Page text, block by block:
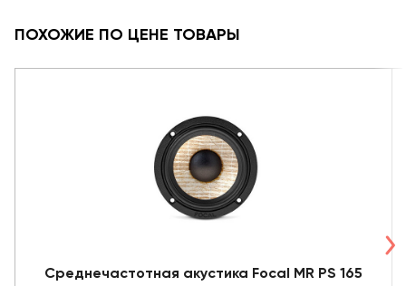
ПОХОЖИЕ ПО ЦЕНЕ ТОВАРЫ
Среднечастотная акустика Focal MR PS 165